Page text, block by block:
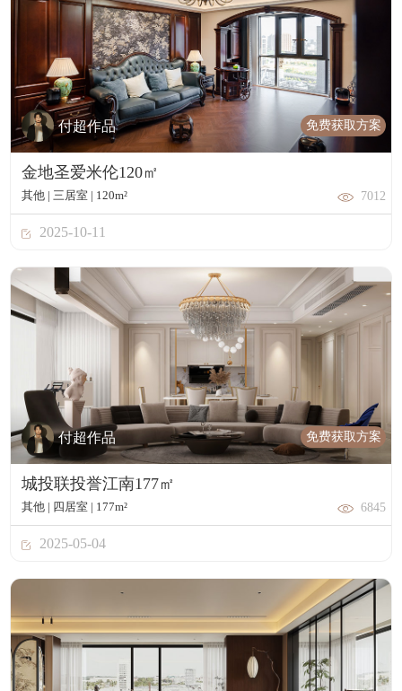
付超作品 免费获取方案
金地圣爱米伦120㎡
其他 | 三居室 | 120m² 7012
2025-10-11
付超作品 免费获取方案
城投联投誉江南177㎡
其他 | 四居室 | 177m² 6845
2025-05-04